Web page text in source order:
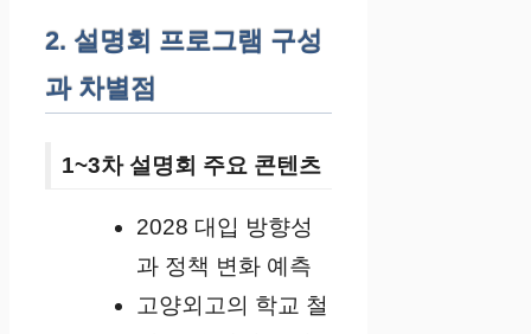
2. 설명회 프로그램 구성
과 차별점
1~3차 설명회 주요 콘텐츠
2028 대입 방향성
과 정책 변화 예측
고양외고의 학교 철